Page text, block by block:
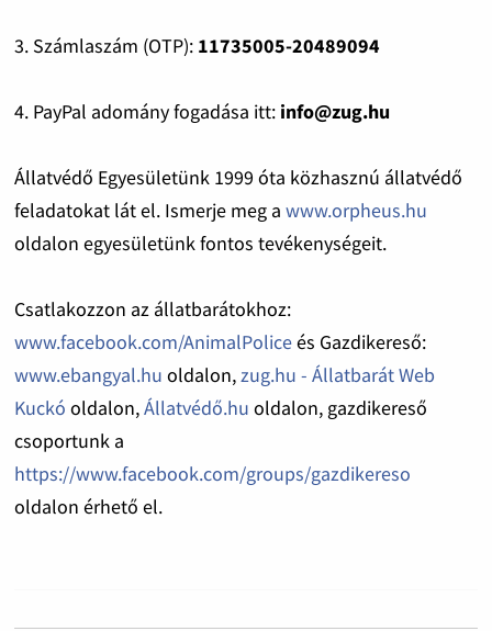
3. Számlaszám (OTP): 11735005-20489094
4. PayPal adomány fogadása itt: info@zug.hu
Állatvédő Egyesületünk 1999 óta közhasznú állatvédő
feladatokat lát el. Ismerje meg a www.orpheus.hu
oldalon egyesületünk fontos tevékenységeit.
Csatlakozzon az állatbarátokhoz:
www.facebook.com/AnimalPoliceés Gazdikereső:
www.ebangyal.hu oldalon,zug.hu - Állatbarát Web
Kuckó oldalon,Állatvédő.hu oldalon, gazdikereső
csoportunk a
https://www.facebook.com/groups/gazdikereso
oldalon érhető el.